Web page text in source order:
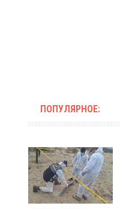
ПОПУЛЯРНОЕ: